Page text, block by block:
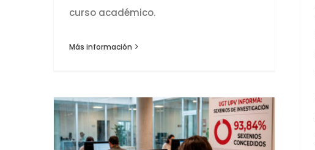
curso académico.
Más información